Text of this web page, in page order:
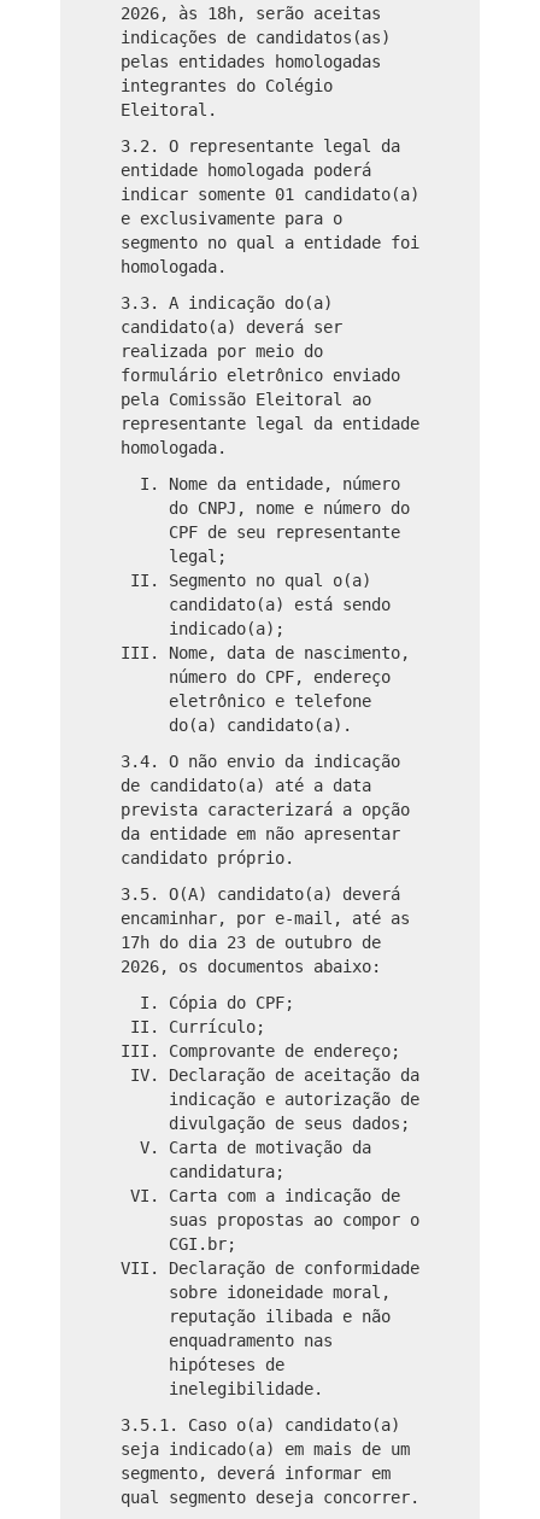
2026, às 18h, serão aceitas
indicações de candidatos(as)
pelas entidades homologadas
integrantes do Colégio
Eleitoral.
3.2. O representante legal da
entidade homologada poderá
indicar somente 01 candidato(a)
e exclusivamente para o
segmento no qual a entidade foi
homologada.
3.3. A indicação do(a)
candidato(a) deverá ser
realizada por meio do
formulário eletrônico enviado
pela Comissão Eleitoral ao
representante legal da entidade
homologada.
Nome da entidade, número
do CNPJ, nome e número do
CPF de seu representante
legal;
Segmento no qual o(a)
candidato(a) está sendo
indicado(a);
Nome, data de nascimento,
número do CPF, endereço
eletrônico e telefone
do(a) candidato(a).
3.4. O não envio da indicação
de candidato(a) até a data
prevista caracterizará a opção
da entidade em não apresentar
candidato próprio.
3.5. O(A) candidato(a) deverá
encaminhar, por e-mail, até as
17h do dia 23 de outubro de
2026, os documentos abaixo:
Cópia do CPF;
Currículo;
Comprovante de endereço;
Declaração de aceitação da
indicação e autorização de
divulgação de seus dados;
Carta de motivação da
candidatura;
Carta com a indicação de
suas propostas ao compor o
CGI.br;
Declaração de conformidade
sobre idoneidade moral,
reputação ilibada e não
enquadramento nas
hipóteses de
inelegibilidade.
3.5.1. Caso o(a) candidato(a)
seja indicado(a) em mais de um
segmento, deverá informar em
qual segmento deseja concorrer.